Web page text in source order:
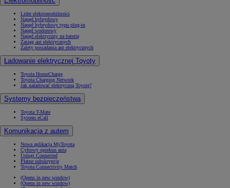
Lider elektromobilności
Napęd hybrydowy
Napęd hybrydowy typu plug-in
Napęd wodorowy
Napęd elektryczny na baterię
Zasięg aut elektrycznych
Zalety posiadania aut elektrycznych
Ładowanie elektrycznej Toyoty
Toyota HomeCharge
Toyota Charging Network
Jak naładować elektryczną Toyotę?
Systemy bezpieczeństwa
Toyota T-Mate
System eCall
Komunikacja z autem
Nowa aplikacja MyToyota
Cyfrowy opiekun auta
Usługi Connected
Płatne subskrypcje
Toyota Connectivity Match
(Opens in new window)
(Opens in new window)